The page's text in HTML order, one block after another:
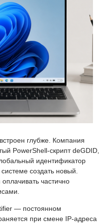
глубже. Компания
PowerShell-скрипт deGDID,
идентификатор
создать новый.
частично
— постоянном
при смене IP-адреса